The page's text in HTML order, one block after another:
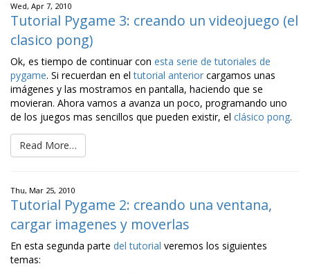
Wed, Apr 7, 2010
Tutorial Pygame 3: creando un videojuego (el
clasico pong)
Ok, es tiempo de continuar con esta serie de tutoriales de
pygame. Si recuerdan en eltutorial anterior cargamos unas
imágenes y las mostramos en pantalla, haciendo que se
movieran. Ahora vamos a avanza un poco, programando uno
de los juegos mas sencillos que pueden existir, el clásico pong.
Read More…
Thu, Mar 25, 2010
Tutorial Pygame 2: creando una ventana,
cargar imagenes y moverlas
En esta segunda parte del tutorial veremos los siguientes
temas: